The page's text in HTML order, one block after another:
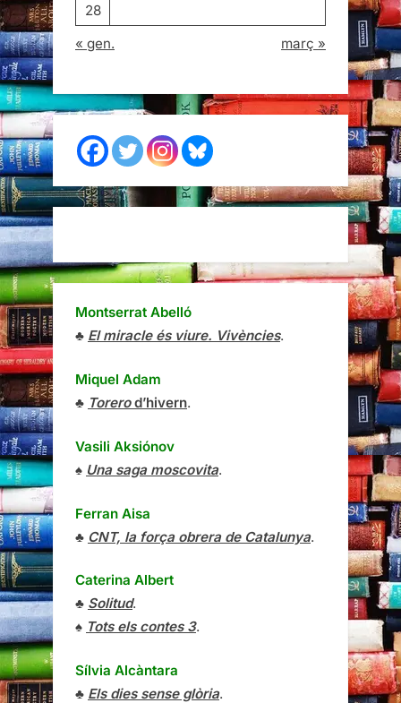
28
« gen.
març »
Montserrat Abelló
♣ El miracle és viure. Vivències.
Miquel Adam
♣ Torerod’hivern.
Vasili Aksiónov
♠ Una saga moscovita.
Ferran Aisa
♣ CNT, la força obrera de Catalunya.
Caterina Albert
♣ Solitud.
♠ Tots els contes 3.
Sílvia Alcàntara
♣ Els dies sense glòria.